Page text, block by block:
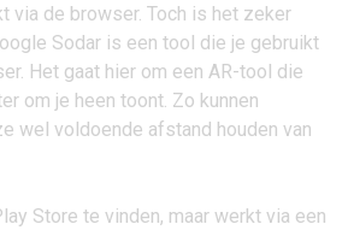
via de browser. Toch is het zeker
Sodar is een tool die je gebruikt
Het gaat hier om een AR-tool die
om je heen toont. Zo kunnen
wel voldoende afstand houden van
Store te vinden, maar werkt via een